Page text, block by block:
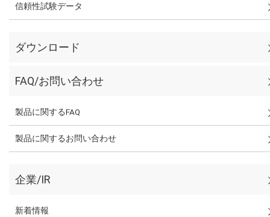
信頼性試験データ
ダウンロード
FAQ/お問い合わせ
製品に関するFAQ
製品に関するお問い合わせ
企業/IR
新着情報